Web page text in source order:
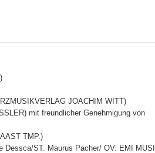
JOACHIM WITT)
mit freundlicher Genehmigung von
TMP.)
Dessca/ST. Maurus Pacher/ OV. EMI